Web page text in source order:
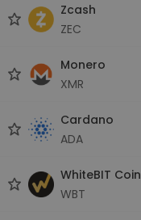
Zcash
ZEC
Monero
XMR
Cardano
ADA
WhiteBIT Coin
WBT